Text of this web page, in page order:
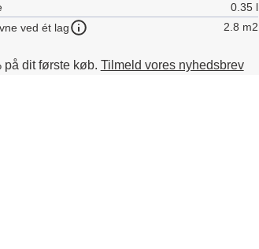
0.35 l
ved ét lag
2.8 m2
på dit første køb. Tilmeld vores nyhedsbrev